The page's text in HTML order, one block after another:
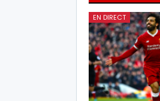
EN DIRECT